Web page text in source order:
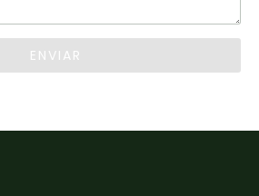
ENVIAR